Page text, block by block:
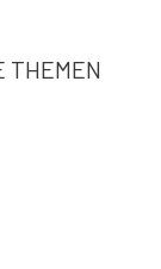
THEMEN